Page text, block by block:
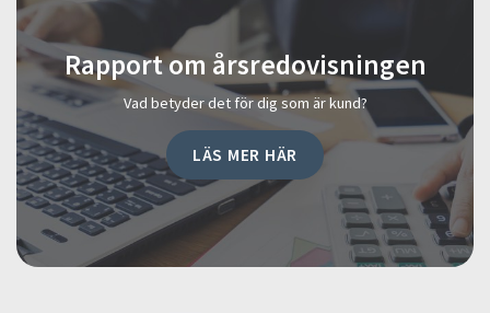
Rapport om årsredovisningen
Vad betyder det för dig som är kund?
LÄS MER HÄR